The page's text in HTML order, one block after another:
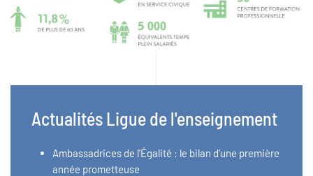
Actualités Ligue de l'enseignement
Ambassadrices de l’Égalité : le bilan d’une première
année prometteuse